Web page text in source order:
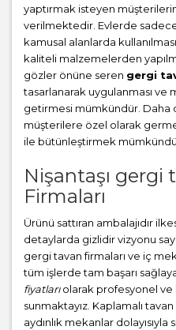
yaptırmak isteyen
verilmektedir. Evlerde
kamusal alanlarda
kaliteli malzemelerden
gözler önüne seren gergi
tasarlanarak uygulanması ve
getirmesi mümkündür. Daha
müşterilere özel olarak
ile bütünleştirmek
Nişantaşı gergi
Firmaları
Ürünü sattıran ambalajıdır
detaylarda gizlidir vizyonu
gergi tavan firmaları ve iç
tüm işlerde tam başarı
fiyatlarıolarak profesyonel ve
sunmaktayız. Kaplamalı
aydınlık mekanlar